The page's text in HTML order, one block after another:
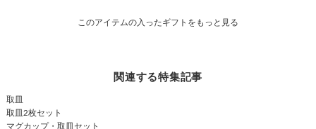
このアイテムの入ったギフトをもっと見る
関連する特集記事
取皿
取皿2枚セット
マグカップ・取皿セット